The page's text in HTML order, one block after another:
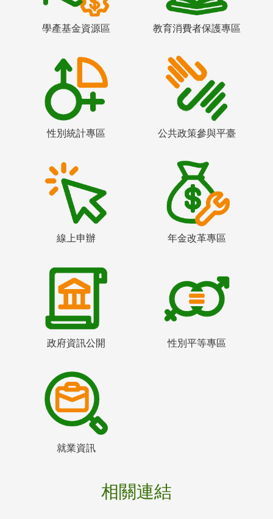
學產基金資源區 教育消費者保護專區
性別統計專區 公共政策參與平臺
線上申辦 年金改革專區
政府資訊公開 性別平等專區
就業資訊
相關連結